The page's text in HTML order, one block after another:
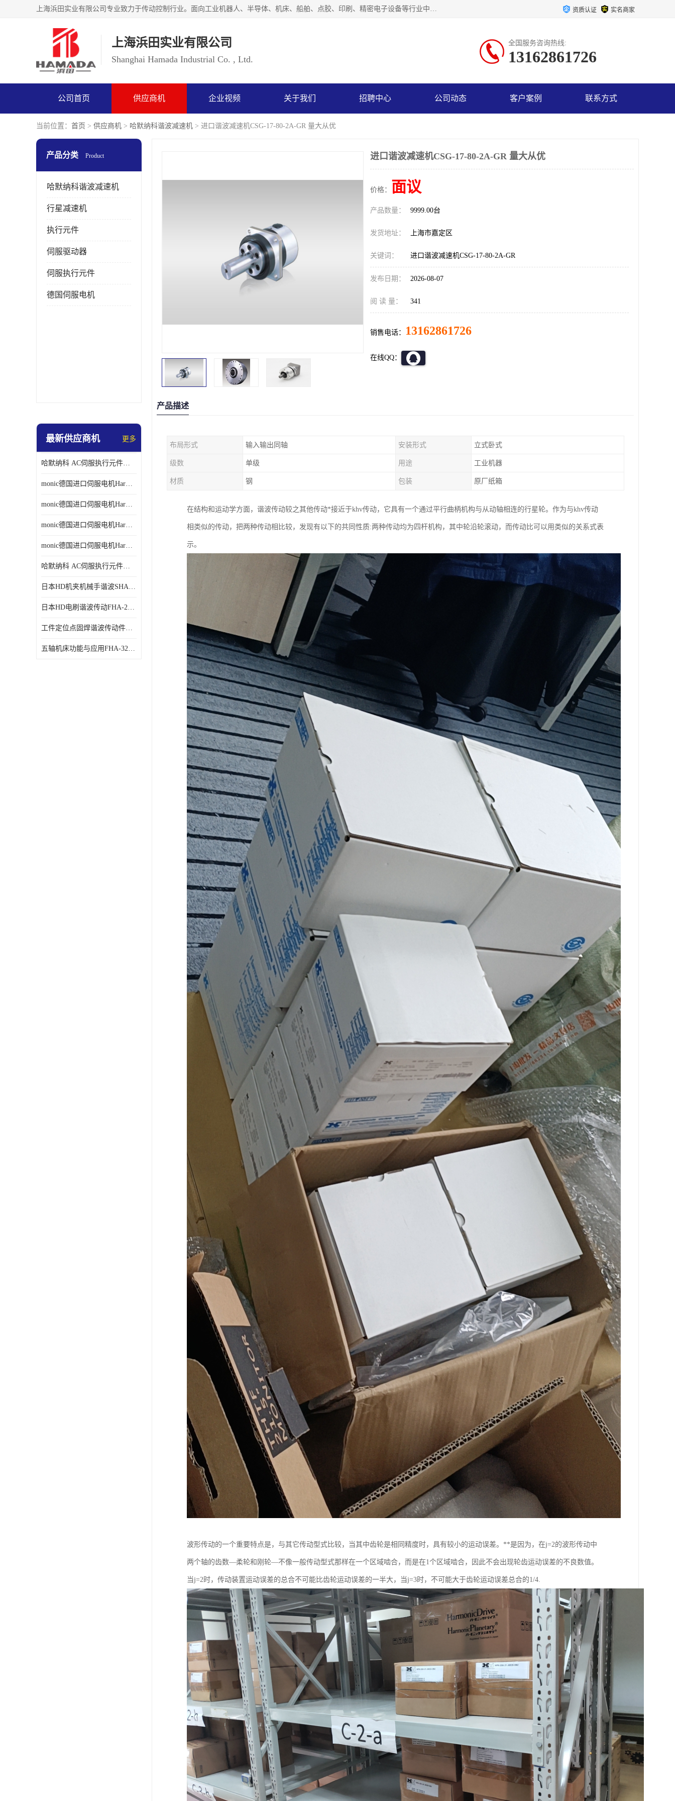
上海浜田实业有限公司专业致力于传动控制行业。面向工业机器人、半导体、机床、船舶、点胶、印刷、精密电子设备等行业中的运动控制技术。为日本哈默纳科（HarmonicDrive简称HD）中国地区定代理商，其生产的HarmonicDrive谐波减速机，具有轻量、小型、传动效率高、减速范围广、精度高等特点，被广泛应用于各种传动系统中。完善的技术，完善的售后，让您的选择无后顾之忧，欢迎您的来电洽谈！ 资质认证 实名商家
上海浜田实业有限公司
Shanghai Hamada Industrial Co. , Ltd.
全国服务咨询热线:
13162861726
公司首页 供应商机 企业视频 关于我们 招聘中心 公司动态 客户案例 联系方式
当前位置： 首页 > 供应商机 > 哈默纳科谐波减速机 > 进口谐波减速机CSG-17-80-2A-GR 量大从优
产品分类 Product
哈默纳科谐波减速机
行星减速机
执行元件
伺服驱动器
伺服执行元件
德国伺服电机
最新供应商机 更多
哈默纳科 AC伺服执行元件扁平型SHA系列 议价
monic德国进口伺服电机Har中国总代理单价
monic德国进口伺服电机Har中国总代理代理
monic德国进口伺服电机Har中国总代理公司
monic德国进口伺服电机Har中国总代理供应
哈默纳科 AC伺服执行元件扁平型SHA系列
日本HD机夹机械手谐波SHA32A120CG-B12B
日本HD电刷谐波传动FHA-25C-50-E250-C
工件定位点固焊谐波传动件哈默纳科CSF-45-100-2UH
五轴机床功能与应用FHA-32C-50-US250
进口谐波减速机CSG-17-80-2A-GR 量大从优
价格： 面议
产品数量： 9999.00台
发货地址： 上海市嘉定区
关键词： 进口谐波减速机CSG-17-80-2A-GR
发布日期： 2026-08-07
阅 读 量： 341
销售电话： 13162861726
在线QQ：
产品描述
布局形式 输入输出同轴 安装形式 立式卧式
级数 单级 用途 工业机器
材质 钢 包装 原厂纸箱
在结构和运动学方面，谐波传动较之其他传动*接近于khv传动，它具有一个通过平行曲柄机构与从动轴相连的行星轮。作为与khv传动
相类似的传动，把两种传动相比较，发现有以下的共同性质:两种传动均为四杆机构，其中轮沿轮滚动，而传动比可以用类似的关系式表
示。
波形传动的一个重要特点是，与其它传动型式比较，当其中齿轮是相同精度时，具有较小的运动误差。**是因为，在j=2的波形传动中
两个轴的齿数—柔轮和刚轮—不像一般传动型式那样在一个区域啮合，而是在1个区域啮合，因此不会出现轮齿运动误差的不良数值。
当j=2时，传动装置运动误差的总合不可能比齿轮运动误差的一半大，当j=3时，不可能大于齿轮运动误差总合的1/4.